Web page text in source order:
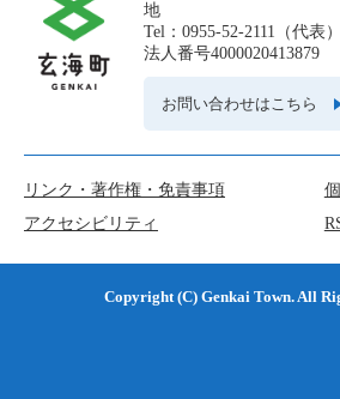
地
Tel：0955-52-2111（代表
法人番号4000020413879
お問い合わせはこちら
リンク・著作権・免責事項
アクセシビリティ
Copyright (C) Genkai Town. All